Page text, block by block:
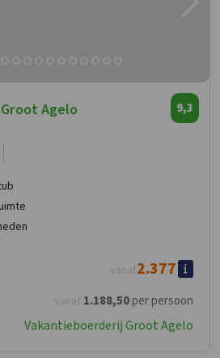
Agelo 9,3
vanaf 1.188,50per persoon
vanaf2.377
Vakantieboerderij Groot Agelo